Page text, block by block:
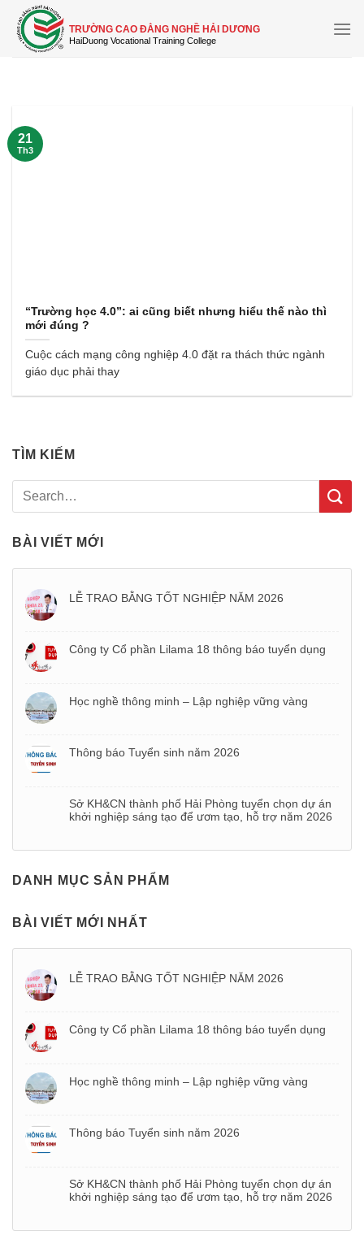
Skip
content
TRƯỜNG CAO ĐẲNG NGHỀ HẢI DƯƠNG
TÌM KIẾM
BÀI VIẾT MỚI
LỄ TRAO BẰNG TỐT NGHIỆP NĂM 2026
Công ty Cổ phần Lilama 18 thông báo tuyển dụng
Học nghề thông minh – Lập nghiệp vững vàng
Thông báo Tuyển sinh năm 2026
Sở KH&CN thành phố Hải Phòng tuyển chọn dự án
khởi nghiệp sáng tạo để ươm tạo, hỗ trợ năm 2026
DANH MỤC SẢN PHẨM
BÀI VIẾT MỚI NHẤT
LỄ TRAO BẰNG TỐT NGHIỆP NĂM 2026
Công ty Cổ phần Lilama 18 thông báo tuyển dụng
Học nghề thông minh – Lập nghiệp vững vàng
Thông báo Tuyển sinh năm 2026
Sở KH&CN thành phố Hải Phòng tuyển chọn dự án
khởi nghiệp sáng tạo để ươm tạo, hỗ trợ năm 2026
“Trường học 4.0”: ai cũng biết nhưng hiểu thế nào thì
mới đúng ?
Cuộc cách mạng công nghiệp 4.0 đặt ra thách thức ngành
giáo dục phải thay
21
Th3